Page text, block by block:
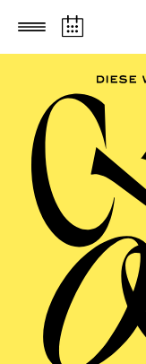
Zum Hauptinhalt
PHILHARMONIE
Freitag
04.09.2026
20:00 - 23:00
Alfried Krupp Saal